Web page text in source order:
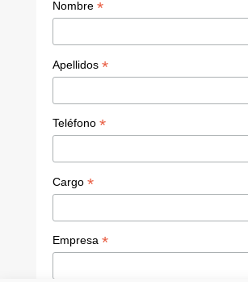
n
el
Nombre *
Apellidos *
Teléfono *
Cargo *
Empresa *